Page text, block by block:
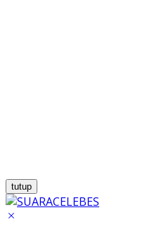
tutup